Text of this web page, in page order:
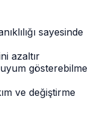
sayesinde
azaltır
gösterebilme
ve değiştirme